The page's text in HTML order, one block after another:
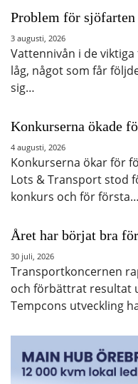
Problem för sjöfarten
3 augusti, 2026
Vattennivån i de
låg, något som får
sig…
Konkurserna ökade
4 augusti, 2026
Konkurserna ökar för
Lots & Transport stod
konkurs och för första…
Året har börjat bra
30 juli, 2026
Transportkoncernen
och förbättrat resultat
Tempcons utveckling